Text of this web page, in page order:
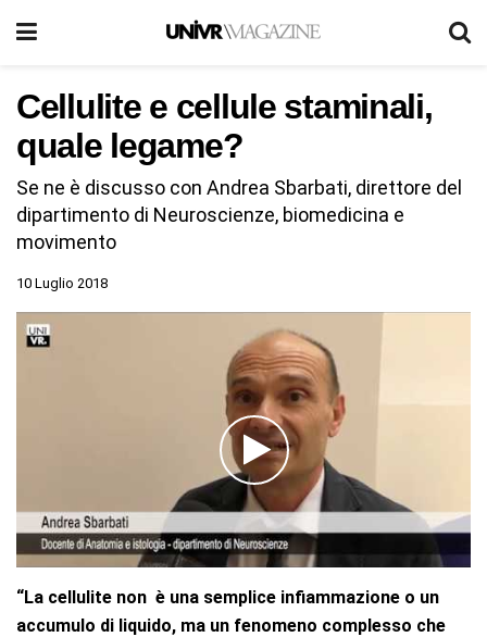
Cellulite e cellule staminali,
quale legame?
Se ne è discusso con Andrea Sbarbati, direttore del
dipartimento di Neuroscienze, biomedicina e
movimento
10 Luglio 2018
“La cellulite non è una semplice infiammazione o un
accumulo di liquido, ma un fenomeno complesso che